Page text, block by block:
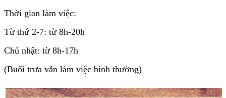
Thời gian làm việc:
Từ thứ 2-7: từ 8h-20h
Chủ nhật: từ 8h-17h
(Buổi trưa vẫn làm việc bình thường)